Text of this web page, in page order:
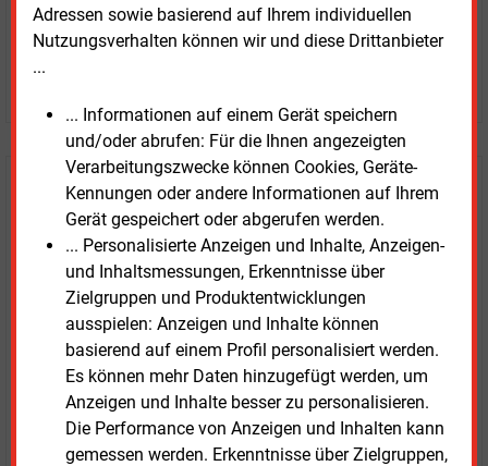
Adressen sowie basierend auf Ihrem individuellen
Nutzungsverhalten können wir und diese Drittanbieter
...
... Informationen auf einem Gerät speichern
und/oder abrufen: Für die Ihnen angezeigten
Verarbeitungszwecke können Cookies, Geräte-
Kennungen oder andere Informationen auf Ihrem
Gerät gespeichert oder abgerufen werden.
... Personalisierte Anzeigen und Inhalte, Anzeigen-
und Inhaltsmessungen, Erkenntnisse über
Zielgruppen und Produktentwicklungen
ausspielen: Anzeigen und Inhalte können
basierend auf einem Profil personalisiert werden.
Es können mehr Daten hinzugefügt werden, um
Anzeigen und Inhalte besser zu personalisieren.
Die Performance von Anzeigen und Inhalten kann
gemessen werden. Erkenntnisse über Zielgruppen,
Testen SieE&M
kostenlos und
unverbindlich
Zwei Wochen kostenfreier Zugang
Zugang auf stündlich aktualisierte Nachrichten mit
Prognose- und Marktdaten
+ einmal täglich E&M daily
+ zwei Ausgaben der Zeitung E&M
ohne automatische Verlängerung
JETZT KOSTENLOS TESTEN